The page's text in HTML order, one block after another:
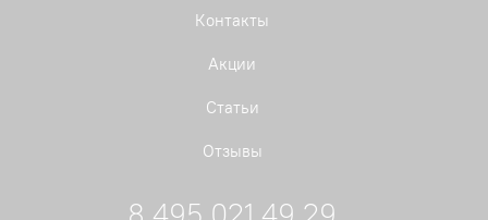
Контакты
Акции
Статьи
Отзывы